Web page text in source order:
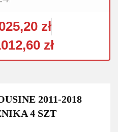
zł
zł
2011-2018
4 SZT